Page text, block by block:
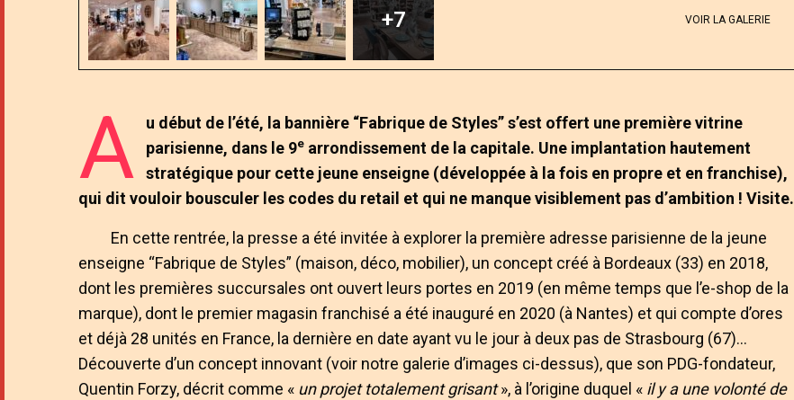
+7 VOIR LA GALERIE
A
u début de l’été, la bannière “Fabrique de Styles” s’est offert une première vitrine
parisienne, dans le 9earrondissement de la capitale. Une implantation hautement
stratégique pour cette jeune enseigne (développée à la fois en propre et en franchise),
qui dit vouloir bousculer les codes du retail et qui ne manque visiblement pas d’ambition ! Visite.
En cette rentrée, la presse a été invitée à explorer la première adresse parisienne de la jeune
enseigne “Fabrique de Styles” (maison, déco, mobilier), un concept créé à Bordeaux (33) en 2018,
dont les premières succursales ont ouvert leurs portes en 2019 (en même temps que l’e-shop de la
marque), dont le premier magasin franchisé a été inauguré en 2020 (à Nantes) et qui compte d’ores
et déjà 28 unités en France, la dernière en date ayant vu le jour à deux pas de Strasbourg (67)…
Découverte d’un concept innovant (voir notre galerie d’images ci-dessus), que son PDG-fondateur,
Quentin Forzy, décrit comme « un projet totalement grisant», à l’origine duquel « il y a une volonté de